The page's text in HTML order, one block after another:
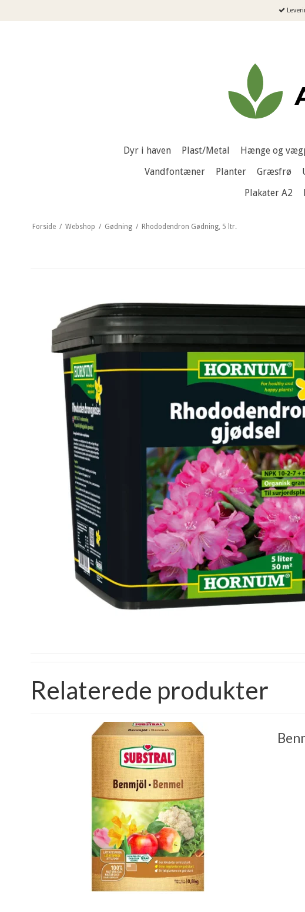
Dyr i haven Plast/Metal Hænge og
Vandfontæner
Planter Græsfrø
Plakater A2
Forside / Webshop / Gødning / Rhododendron Gødning, 5 ltr.
Relaterede produkter